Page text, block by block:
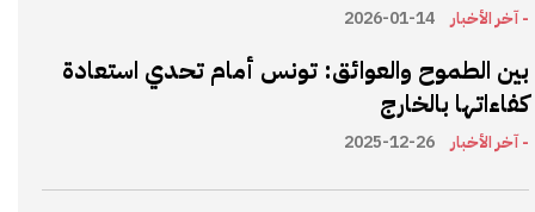
- آخر الأخبار 2026-01-14
بين الطموح والعوائق: تونس أمام تحدي استعادة
كفاءاتها بالخارج
- آخر الأخبار 2025-12-26